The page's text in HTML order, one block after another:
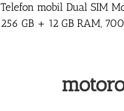
Telefon mobil Dual SIM
256 GB + 12 GB RAM,